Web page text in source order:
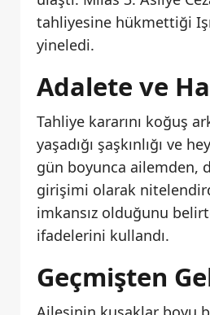
tahliyesine hükmettiği
yineledi.
Adalete ve
Tahliye kararını koğuş
yaşadığı şaşkınlığı ve
gün boyunca ailemden,
girişimi olarak
imkansız olduğunu
ifadelerini kullandı.
Geçmişten